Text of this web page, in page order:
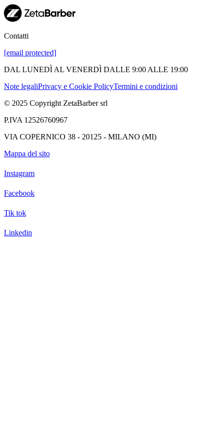
Contatti
[email protected]
DAL LUNEDÌ AL VENERDÌ DALLE 9:00 ALLE 19:00
Note legaliPrivacy e Cookie PolicyTermini e condizioni
© 2025 Copyright ZetaBarber srl
P.IVA 12526760967
VIA COPERNICO 38 - 20125 - MILANO (MI)
Mappa del sito
Instagram
Facebook
Tik tok
Linkedin